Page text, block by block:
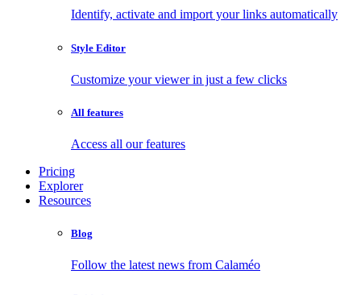
Identify, activate and import your links automatically
Style Editor
Customize your viewer in just a few clicks
All features
Access all our features
Pricing
Explorer
Resources
Blog
Follow the latest news from Calaméo